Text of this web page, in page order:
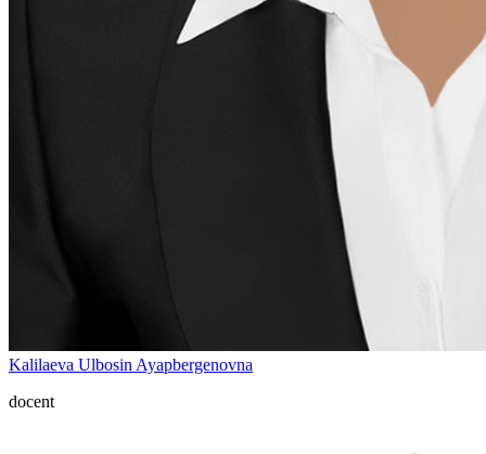
Kalilaeva Ulbosin Ayapbergenovna
docent